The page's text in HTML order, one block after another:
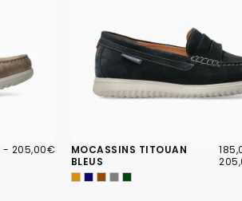
- PRIX
205,00€
MOCASSINS TITOUAN
BLEUS
PRIX